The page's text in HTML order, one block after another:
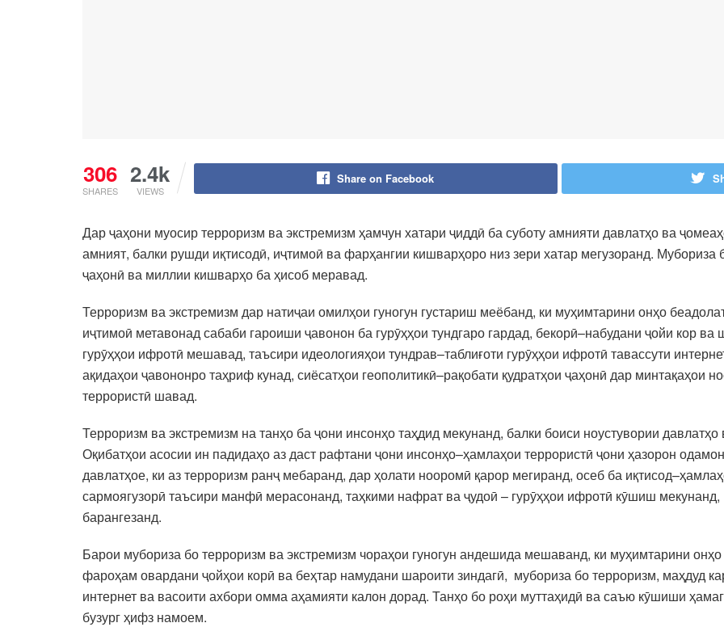
306
SHARES
2.4k
VIEWS
Share on Facebook
Дар ҷаҳони муосир терроризм ва экстремизм ҳамчун хатари ҷиддӣ ба суботу амнияти давлатҳо ва
амният, балки рушди иқтисодӣ, иҷтимоӣ ва фарҳангии кишварҳоро низ зери хатар мегузоранд.
ҷаҳонӣ ва миллии кишварҳо ба ҳисоб меравад.
Терроризм ва экстремизм дар натиҷаи омилҳои гуногун густариш меёбанд, ки муҳимтарини онҳо
иҷтимоӣ метавонад сабаби гароиши ҷавонон ба гурӯҳҳои тундгаро гардад, бекорӣ–набудани ҷойи кор
гурӯҳҳои ифротӣ мешавад, таъсири идеологияҳои тундрав–таблиғоти гурӯҳҳои ифротӣ тавассути
ақидаҳои ҷавононро таҳриф кунад, сиёсатҳои геополитикӣ–рақобати қудратҳои ҷаҳонӣ дар минтақаҳои
террористӣ шавад.
Терроризм ва экстремизм на танҳо ба ҷони инсонҳо таҳдид мекунанд, балки боиси ноустувории
Оқибатҳои асосии ин падидаҳо аз даст рафтани ҷони инсонҳо–ҳамлаҳои террористӣ ҷони ҳазорон
давлатҳое, ки аз терроризм ранҷ мебаранд, дар ҳолати нооромӣ қарор мегиранд, осеб ба
сармоягузорӣ таъсири манфӣ мерасонанд, таҳкими нафрат ва ҷудоӣ – гурӯҳҳои ифротӣ кӯшиш
барангезанд.
Барои мубориза бо терроризм ва экстремизм чораҳои гуногун андешида мешаванд, ки муҳимтарини
фароҳам овардани ҷойҳои корӣ ва беҳтар намудани шароити зиндагӣ, мубориза бо терроризм, маҳдуд
интернет ва васоити ахбори омма аҳамияти калон дорад. Танҳо бо роҳи муттаҳидӣ ва саъю кӯшиши
бузург ҳифз намоем.